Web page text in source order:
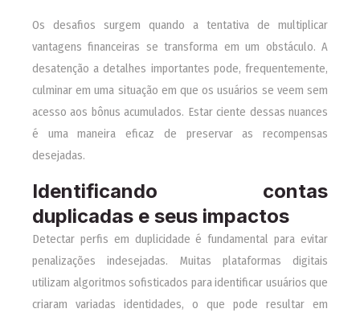
Os desafios surgem quando a tentativa de multiplicar
vantagens financeiras se transforma em um obstáculo. A
desatenção a detalhes importantes pode, frequentemente,
culminar em uma situação em que os usuários se veem sem
acesso aos bônus acumulados. Estar ciente dessas nuances
é uma maneira eficaz de preservar as recompensas
desejadas.
Identificando contas
duplicadas e seus impactos
Detectar perfis em duplicidade é fundamental para evitar
penalizações indesejadas. Muitas plataformas digitais
utilizam algoritmos sofisticados para identificar usuários que
criaram variadas identidades, o que pode resultar em